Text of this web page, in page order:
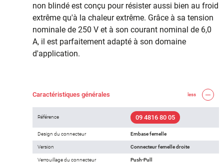
non blindé est conçu pour résister aussi bien au froid
extrême qu'à la chaleur extrême. Grâce à sa tension
nominale de 250 V et à son courant nominal de 6,0
A, il est parfaitement adapté à son domaine
d'application.
Caractéristiques générales less
Référence 09 4816 80 05
Design du connecteur Embase femelle
Version Connecteur femelle droite
Verrouillage du connecteur Push-Pull